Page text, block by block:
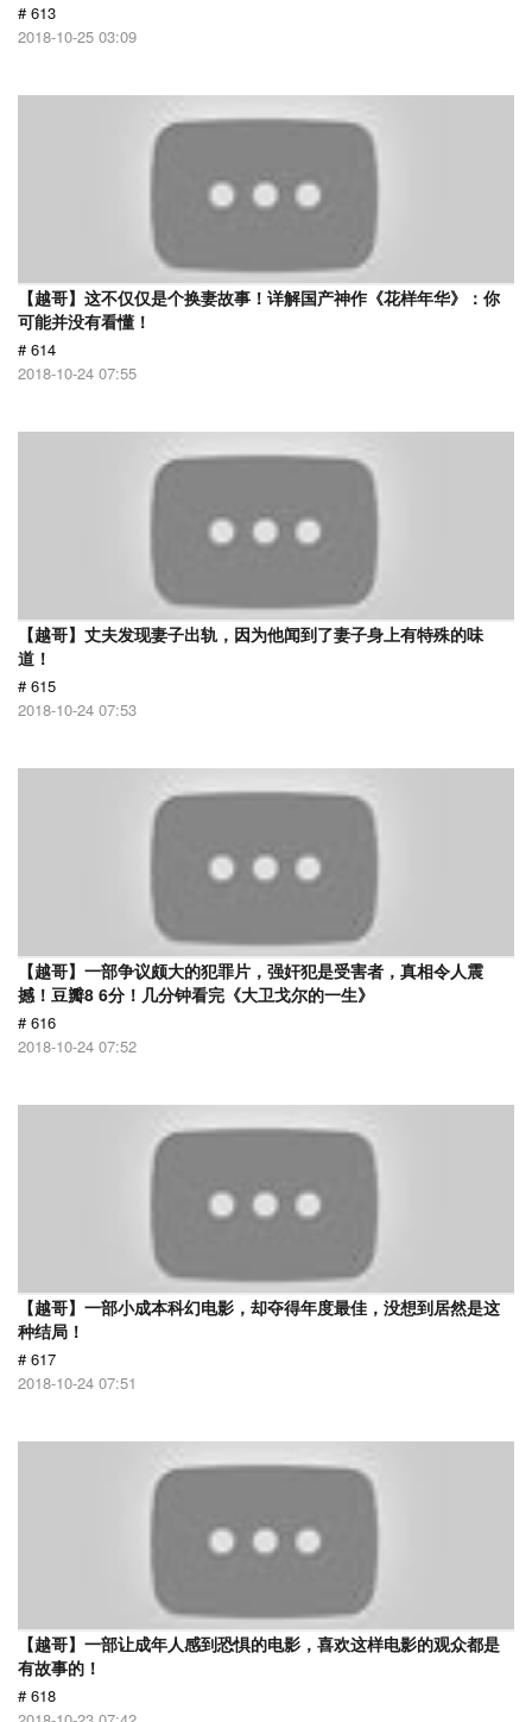
# 613
2018-10-25 03:09
【越哥】这不仅仅是个换妻故事！详解国产神作《花样年华》：你
可能并没有看懂！
# 614
2018-10-24 07:55
【越哥】丈夫发现妻子出轨，因为他闻到了妻子身上有特殊的味
道！
# 615
2018-10-24 07:53
【越哥】一部争议颇大的犯罪片，强奸犯是受害者，真相令人震
撼！豆瓣8 6分！几分钟看完《大卫戈尔的一生》
# 616
2018-10-24 07:52
【越哥】一部小成本科幻电影，却夺得年度最佳，没想到居然是这
种结局！
# 617
2018-10-24 07:51
【越哥】一部让成年人感到恐惧的电影，喜欢这样电影的观众都是
有故事的！
# 618